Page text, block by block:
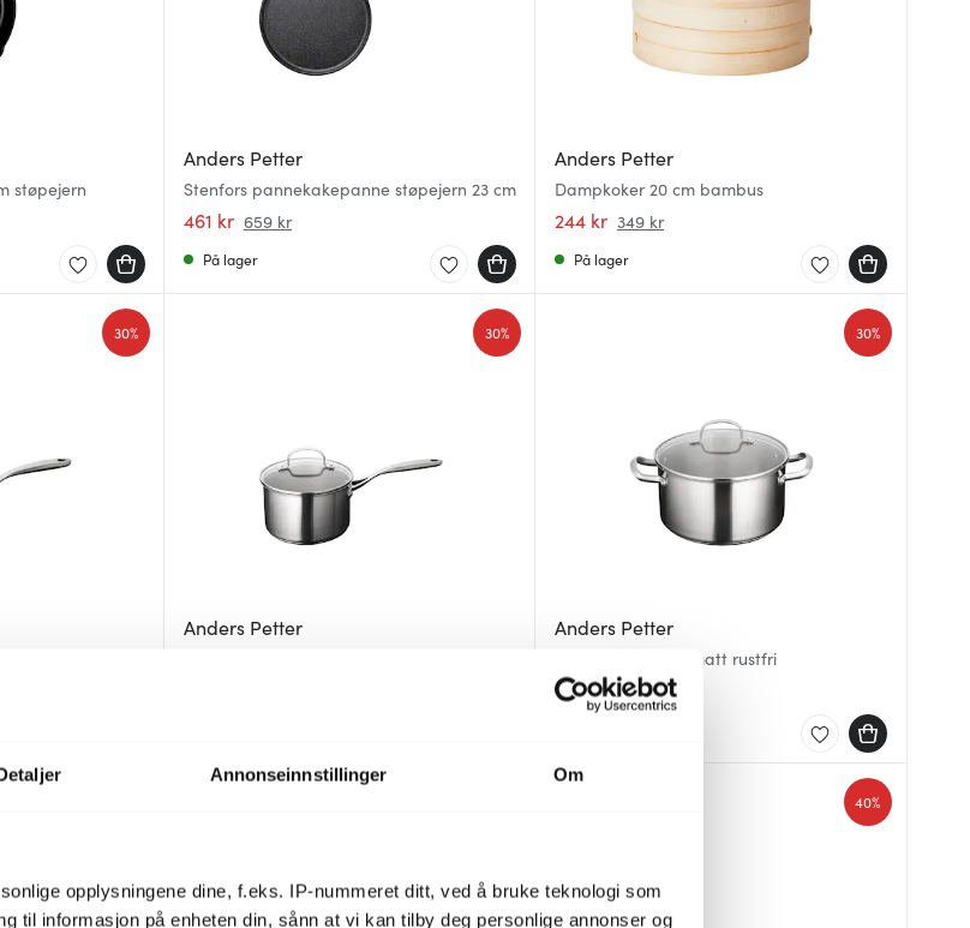
Annonseinnstillinger Om
opplysningene dine, f.eks. IP-nummeret ditt, ved å bruke teknologi som
til informasjon på enheten din, sånn at vi kan tilby deg personlige annonser og
støpejern
Anders Petter
Stenfors pannekakepanne støpejern 23 cm
461 kr 659 kr
På lager
Anders Petter
Dampkoker 20 cm bambus
244 kr 349 kr
På lager
30%
Anders Petter
30%
Anders Petter
Stenfors gryte 3L matt rustfri
559 kr 799 kr
30%
40%